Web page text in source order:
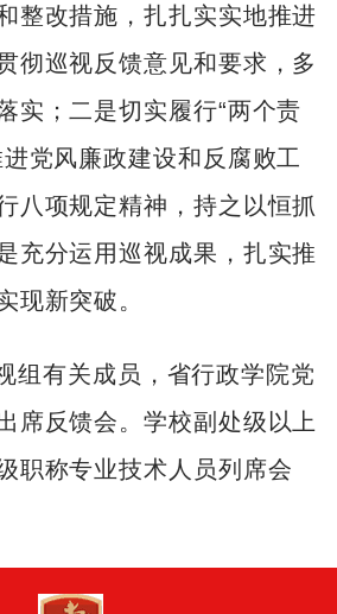
整改措施，扎扎实实地推进
彻巡视反馈意见和要求，多
实；二是切实履行“两个责
党风廉政建设和反腐败工
八项规定精神，持之以恒抓
充分运用巡视成果，扎实推
现新突破。
组有关成员，省行政学院党
席反馈会。学校副处级以上
职称专业技术人员列席会